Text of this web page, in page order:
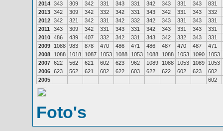
2014 343 309 342 331 343 331 342 343 331 343
831
2013 342 309 342 332 342 331 343 342 331 343
332
2012 342 321 342 331 342 332 342 343 331 343
331
2011
343 309 342 331 343 331 342 343 331 343
331
2010 486 439 407 332 342 331 343 342 332 343
331
2009
1088 983 878 470 486 471 486 487 470 487
471
2008
1088 1018 1087 1053 1088 1053 1088 1088 1053 1090
1053
2007 622 562 621 602 623 962 1089 1088 1053 1089
1053
2006 623 562 621 602 622 603 622 622 602 623
602
2005
602
Foto's